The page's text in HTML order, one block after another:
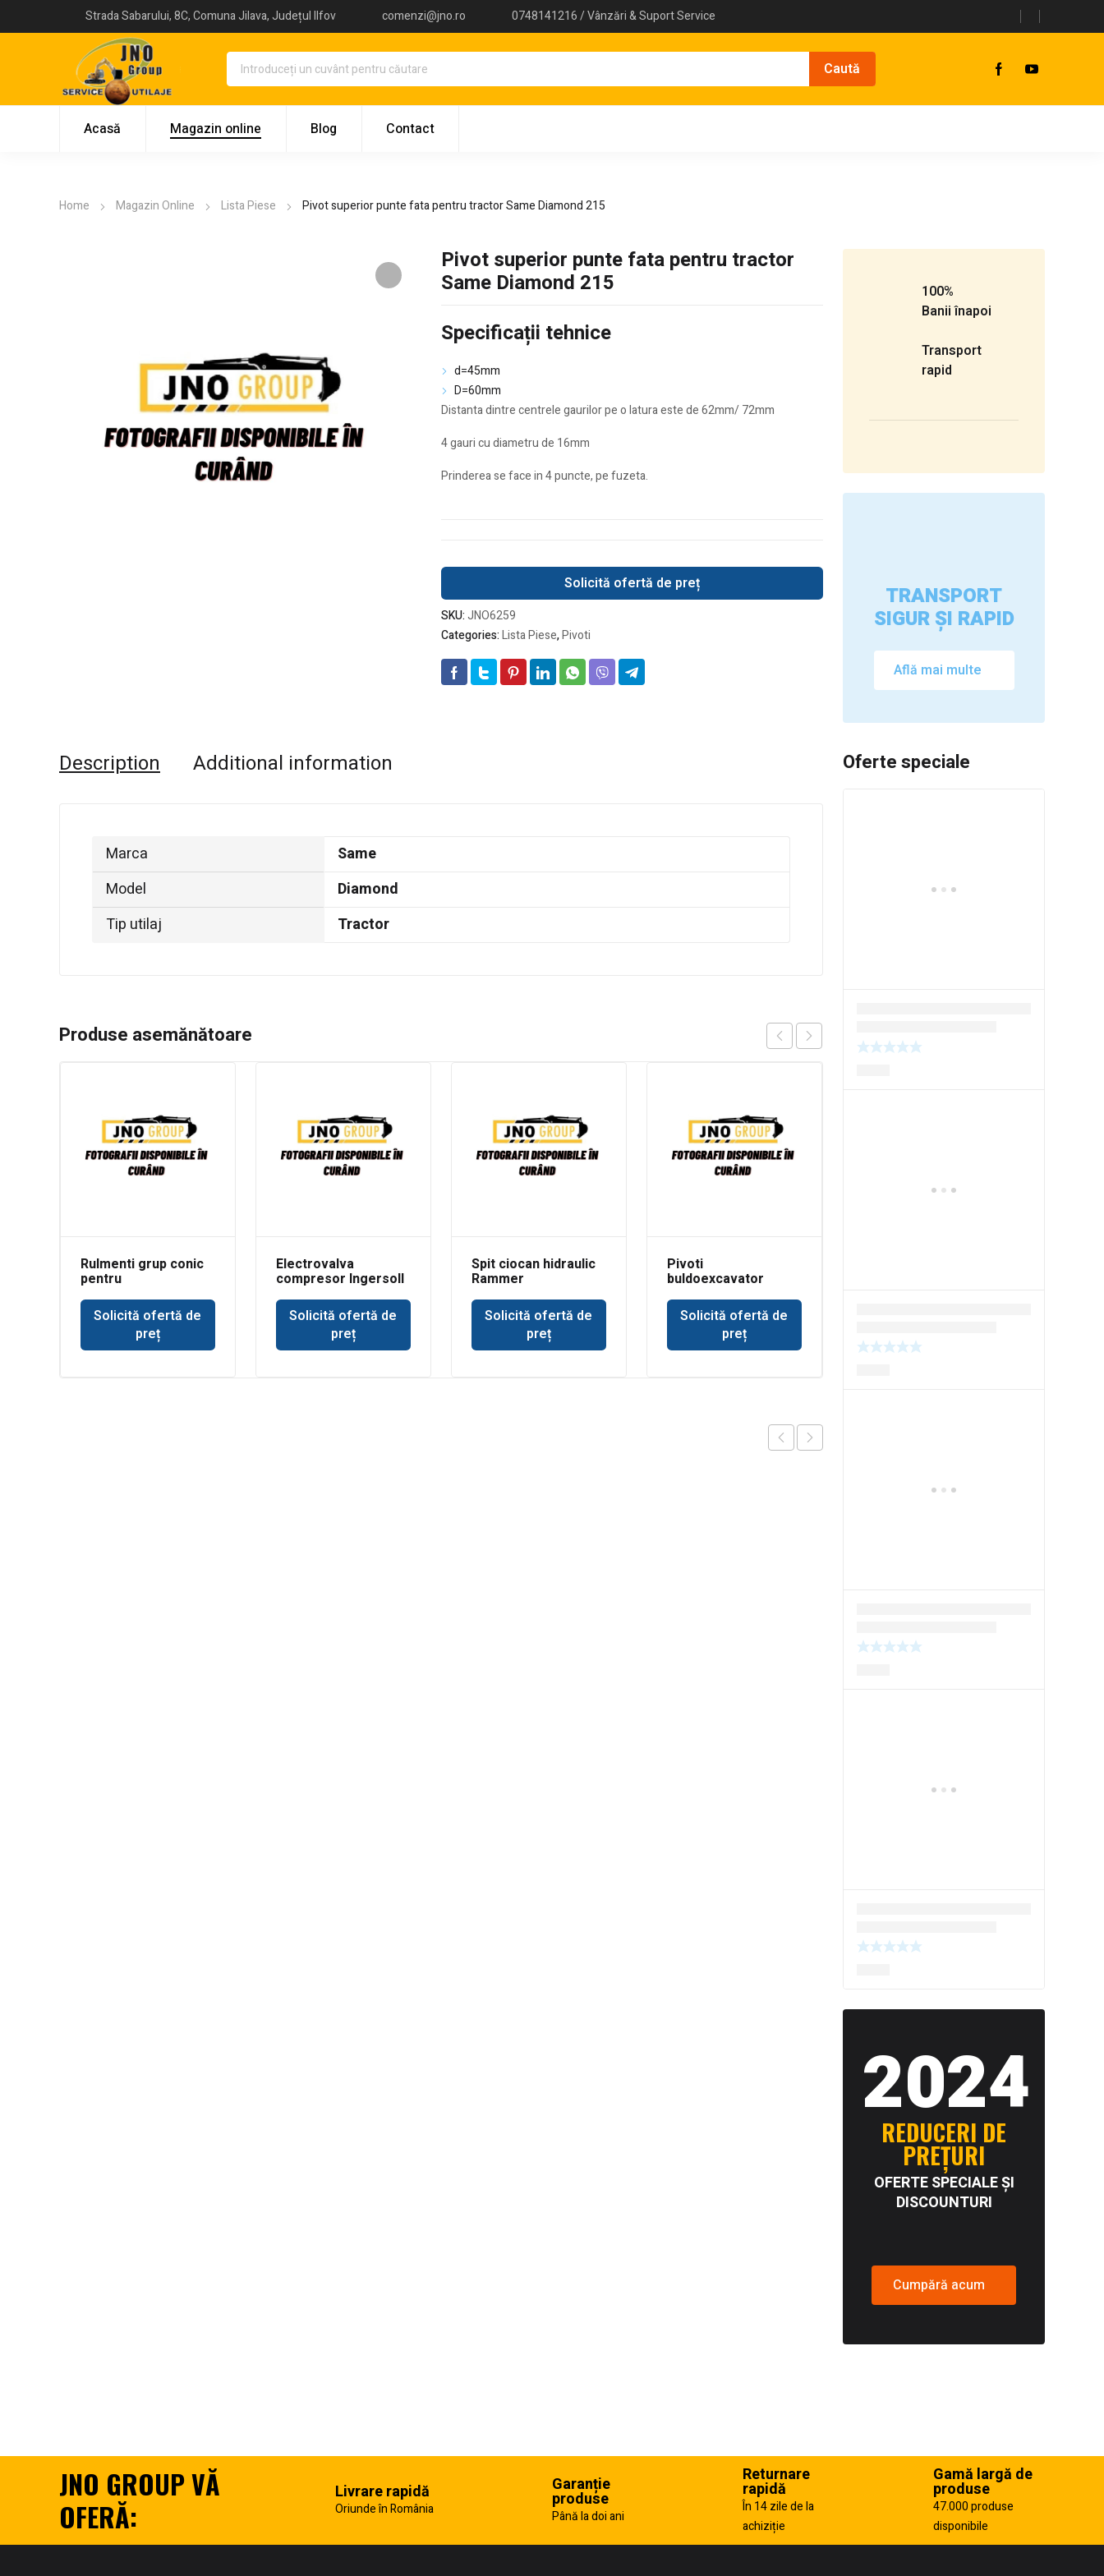
Strada Sabarului, 8C, Comuna Jilava, Județul Ilfov comenzi@jno.ro 0748141216 / Vânzări & Suport Service
Acasă Magazin online Blog Contact
Home Magazin Online Lista Piese Pivot superior punte fata pentru tractor Same Diamond 215
Pivot superior punte fata pentru tractor
Same Diamond 215
Specificații tehnice
d=45mm
D=60mm
Distanta dintre centrele gaurilor pe o latura este de 62mm/ 72mm
4 gauri cu diametru de 16mm
Prinderea se face in 4 puncte, pe fuzeta.
Solicită ofertă de preț
SKU:JNO6259
Categories:Lista Piese,Pivoti
Description Additional information
Marca
Same
Model
Diamond
Tip utilaj
Tractor
Produse asemănătoare
Rulmenti grup conic
pentru
Volvo BL71
Solicită ofertă de
preț
Electrovalva
compresor Ingersoll
Solicită ofertă de
preț
Spit ciocan hidraulic
Rammer
Solicită ofertă de
preț
Pivoti
buldoexcavator
Solicită ofertă de
preț
100%
Banii înapoi
Transport
rapid
TRANSPORT
SIGUR ȘI RAPID
Află mai multe
Oferte speciale
2024
REDUCERI DE
PREȚURI
OFERTE SPECIALE ȘI
DISCOUNTURI
Cumpără acum
JNO GROUP VĂ
OFERĂ:
Livrare rapidă
Oriunde în România
Garanție
produse
Până la doi ani
Returnare
rapidă
În 14 zile de la
achiziție
Gamă largă de
produse
47.000 produse
disponibile